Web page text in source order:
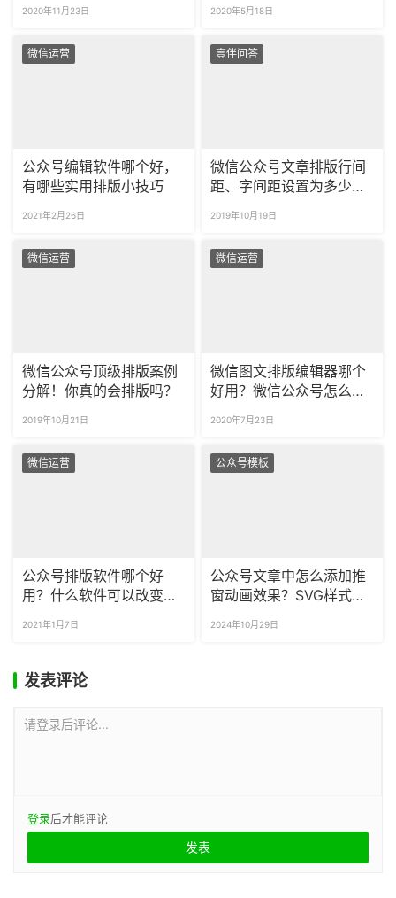
2020年11月23日 2020年5月18日
微信运营
公众号编辑软件哪个好，
有哪些实用排版小技巧
2021年2月26日
壹伴问答
微信公众号文章排版行间
距、字间距设置为多少比
2019年10月19日
微信运营
微信公众号顶级排版案例
分解！你真的会排版吗？
2019年10月21日
微信运营
微信图文排版编辑器哪个
好用？微信公众号怎么编
2020年7月23日
微信运营
公众号排版软件哪个好
用？什么软件可以改变公
2021年1月7日
公众号模板
公众号文章中怎么添加推
窗动画效果？SVG样式怎
2024年10月29日
发表评论
请登录后评论...
登录后才能评论